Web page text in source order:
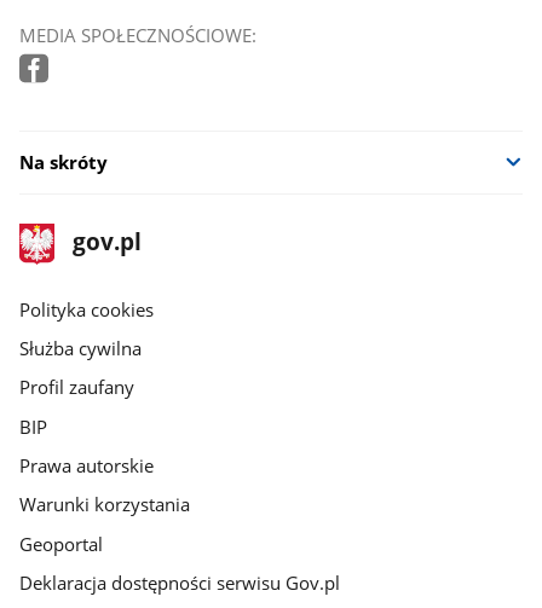
MEDIA SPOŁECZNOŚCIOWE:
Na skróty
stopka
gov.pl
Strona
gov.pl
gov.pl
Polityka cookies
Służba cywilna
Profil zaufany
BIP
Prawa autorskie
Warunki korzystania
Geoportal
Deklaracja dostępności serwisu Gov.pl